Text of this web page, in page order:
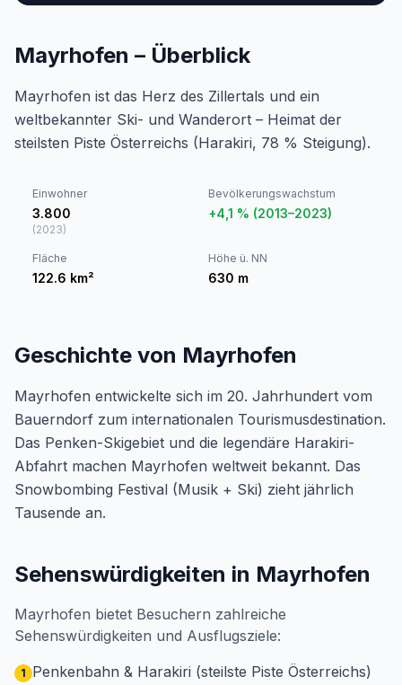
Mayrhofen – Überblick
Mayrhofen ist das Herz des Zillertals und ein
weltbekannter Ski- und Wanderort – Heimat der
steilsten Piste Österreichs (Harakiri, 78 % Steigung).
Einwohner
3.800
(2023)
Bevölkerungswachstum
+4,1 % (2013–2023)
Fläche
122.6 km²
Höhe ü. NN
630 m
Geschichte von Mayrhofen
Mayrhofen entwickelte sich im 20. Jahrhundert vom
Bauerndorf zum internationalen Tourismusdestination.
Das Penken-Skigebiet und die legendäre Harakiri-
Abfahrt machen Mayrhofen weltweit bekannt. Das
Snowbombing Festival (Musik + Ski) zieht jährlich
Tausende an.
Sehenswürdigkeiten in Mayrhofen
Mayrhofen bietet Besuchern zahlreiche
Sehenswürdigkeiten und Ausflugsziele:
1 Penkenbahn & Harakiri (steilste Piste Österreichs)